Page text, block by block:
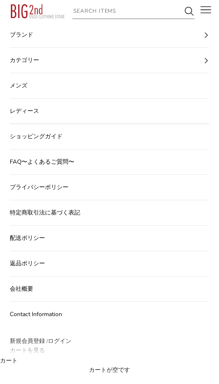
コンテンツへスキップ
ヴィンテージ古着のオンライン通販なら【公式】古着屋BIG2nd
ブランド
カテゴリー
メンズ
レディース
ショッピングガイド
FAQ〜よくあるご質問〜
プライバシーポリシー
特定商取引法に基づく表記
配送ポリシー
返品ポリシー
会社概要
Contact Information
新規会員登録 /ログイン
カートを見る
カート
カートが空です